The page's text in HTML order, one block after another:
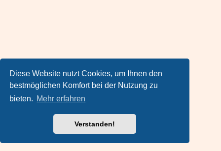
Diese Website nutzt Cookies, um Ihnen den
bestmöglichen Komfort bei der Nutzung zu
bieten. Mehr erfahren
Verstanden!